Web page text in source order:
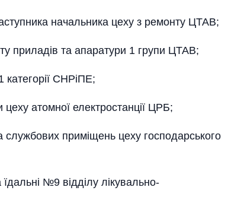
начальника цеху з ремонту ЦТАВ;
приладів та апаратури 1 групи ЦТАВ;
СНРіПЕ;
атомної електростанції ЦРБ;
приміщень цеху господарського
№9 відділу лікувально-